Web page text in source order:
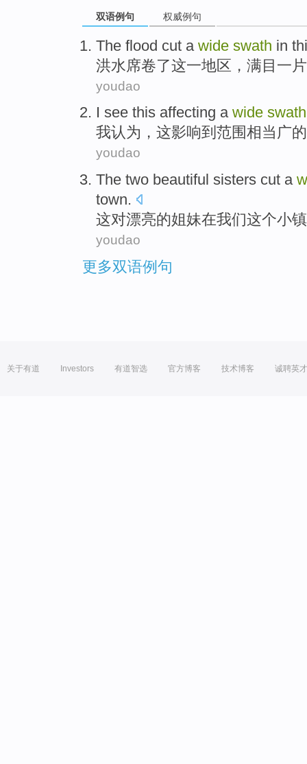
双语例句 权威例句
The flood cut a wide swath in
洪水席卷了这一地区，满目一片
youdao
I see this affecting a wide swath
我认为 ， 这影响到 范围相当 广的
youdao
The two beautiful sisters cut a
town.
这对漂亮的姐妹在我们这个小
youdao
更多双语例句
关于有道 Investors 有道智选 官方博客 技术博客 诚聘英才